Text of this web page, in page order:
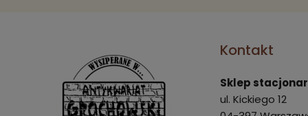
Kontakt
Sklep
ul. Kickiego 12